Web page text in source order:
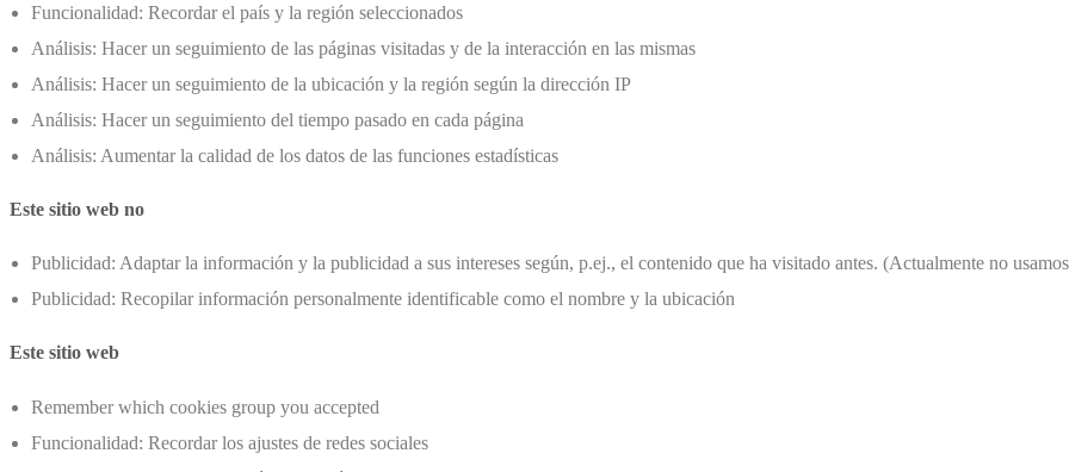
Funcionalidad: Recordar el país y la región seleccionados
Análisis: Hacer un seguimiento de las páginas visitadas y de la interacción en las mismas
Análisis: Hacer un seguimiento de la ubicación y la región según la dirección IP
Análisis: Hacer un seguimiento del tiempo pasado en cada página
Análisis: Aumentar la calidad de los datos de las funciones estadísticas
Este sitio web no
Publicidad: Adaptar la información y la publicidad a sus intereses según, p.ej., el contenido que ha visitado antes. (Actualmente no
Publicidad: Recopilar información personalmente identificable como el nombre y la ubicación
Este sitio web
Remember which cookies group you accepted
Funcionalidad: Recordar los ajustes de redes sociales